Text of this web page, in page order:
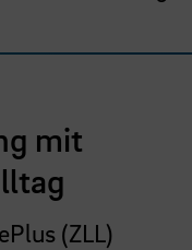
mit
(ZLL)